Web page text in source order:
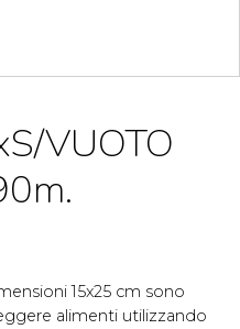
VUOTO
15x25 cm sono
alimenti utilizzando